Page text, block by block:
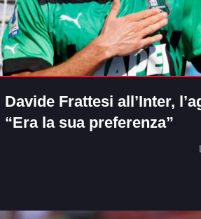
Davide Frattesi all’Inter,
“Era la sua preferenza”